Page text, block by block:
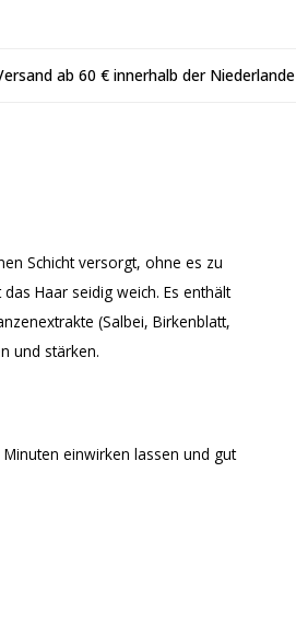
ab 60 € innerhalb der Niederlande
Schicht versorgt, ohne es zu
Haar seidig weich. Es enthält
(Salbei, Birkenblatt,
und stärken.
einwirken lassen und gut